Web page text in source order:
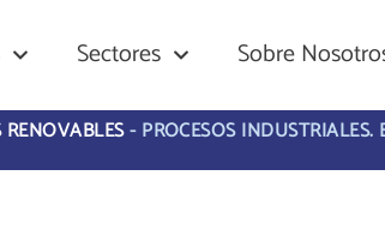
Sectores Sobre
RENOVABLES-PROCESOS